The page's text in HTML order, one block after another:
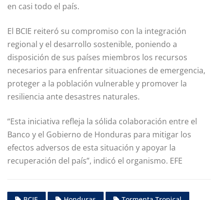
en casi todo el país.
El BCIE reiteró su compromiso con la integración
regional y el desarrollo sostenible, poniendo a
disposición de sus países miembros los recursos
necesarios para enfrentar situaciones de emergencia,
proteger a la población vulnerable y promover la
resiliencia ante desastres naturales.
“Esta iniciativa refleja la sólida colaboración entre el
Banco y el Gobierno de Honduras para mitigar los
efectos adversos de esta situación y apoyar la
recuperación del país”, indicó el organismo. EFE